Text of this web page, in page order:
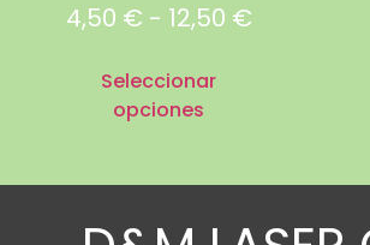
4,50 € - 12,50 €
Seleccionar
opciones